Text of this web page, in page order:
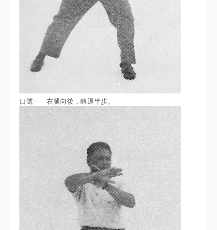
口號一 右腿向後，略退半步。